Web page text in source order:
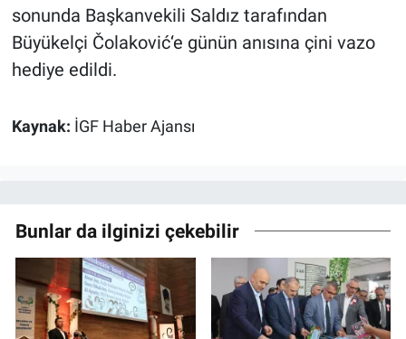
sonunda Başkanvekili Saldız tarafından
Büyükelçi Čolaković‘e günün anısına çini vazo
hediye edildi.
Kaynak: İGF Haber Ajansı
Bunlar da ilginizi çekebilir